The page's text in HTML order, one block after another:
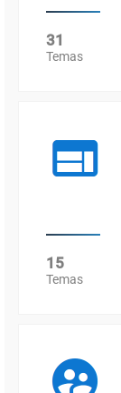
31
Temas
15
Temas